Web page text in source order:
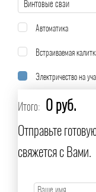
Автоматика
Встраиваемая
Электричество на
Итого: 0 руб.
Отправьте
свяжется с Вами.